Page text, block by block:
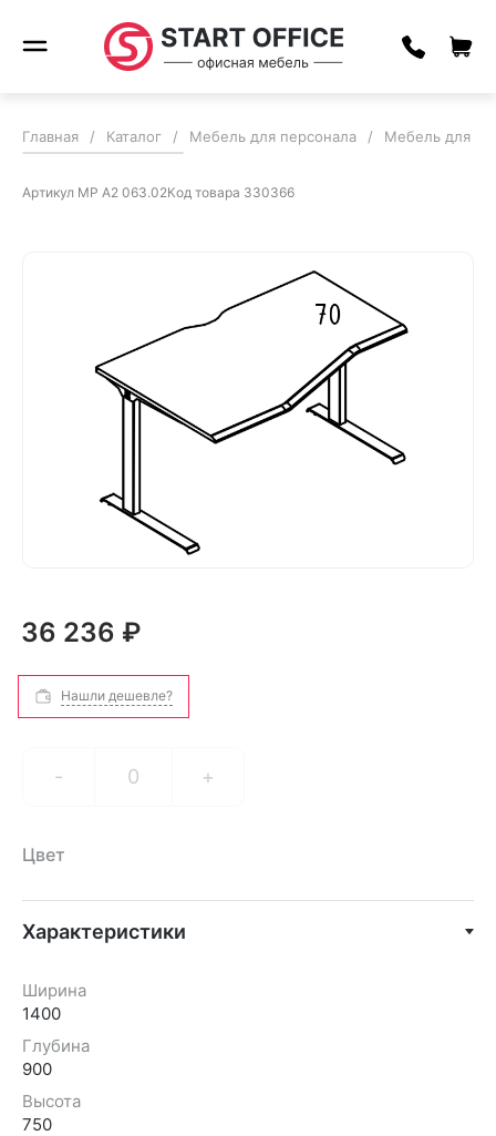
Главная / Каталог / Мебель для персонала / Мебель для
Артикул МР А2 063.02Код товара 330366
36 236 ₽
Нашли дешевле?
- +
Цвет
Характеристики
Ширина
1400
Глубина
900
Высота
750